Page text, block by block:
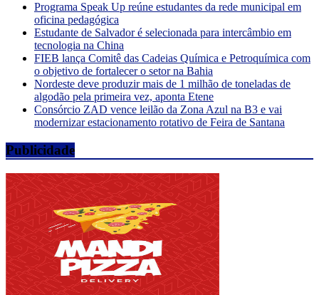
Programa Speak Up reúne estudantes da rede municipal em
oficina pedagógica
Estudante de Salvador é selecionada para intercâmbio em
tecnologia na China
FIEB lança Comitê das Cadeias Química e Petroquímica com
o objetivo de fortalecer o setor na Bahia
Nordeste deve produzir mais de 1 milhão de toneladas de
algodão pela primeira vez, aponta Etene
Consórcio ZAD vence leilão da Zona Azul na B3 e vai
modernizar estacionamento rotativo de Feira de Santana
Publicidade